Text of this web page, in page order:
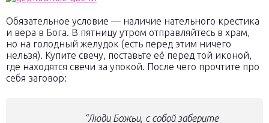
Обязательное условие — наличие нательного крестика
и вера в Бога. В пятницу утром отправляйтесь в храм,
но на голодный желудок (есть перед этим ничего
нельзя). Купите свечу, поставьте её перед той иконой,
где находятся свечи за упокой. После чего прочтите про
себя заговор:
“Люди Божьи, с собой заберите